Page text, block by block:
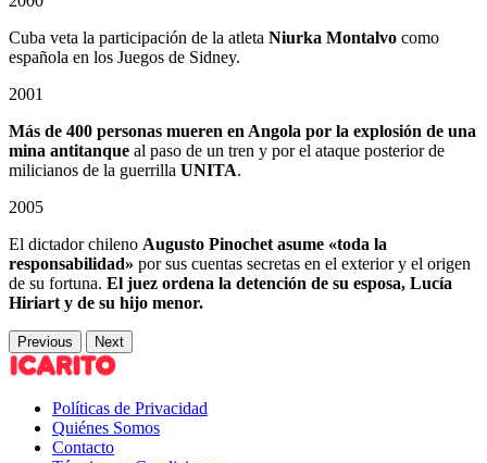
Cuba veta la participación de la atleta Niurka Montalvo como
española en los Juegos de Sidney.
2001
Más de 400 personas mueren en Angola por la explosión de una
mina antitanque al paso de un tren y por el ataque posterior de
milicianos de la guerrilla UNITA.
2005
El dictador chileno Augusto Pinochet asume «toda la
responsabilidad» por sus cuentas secretas en el exterior y el origen
de su fortuna. El juez ordena la detención de su esposa, Lucía
Hiriart y de su hijo menor.
Previous Next
Políticas de Privacidad
Quiénes Somos
Contacto